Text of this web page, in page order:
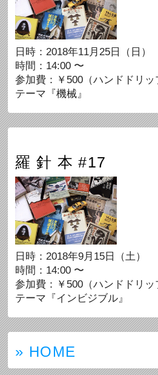
日時：2018年11月25日（日）
時間：14:00 〜
参加費：￥500（ハンドドリッ
テーマ『機械』
羅 針 本 #17
日時：2018年9月15日（土）
時間：14:00 〜
参加費：￥500（ハンドドリッ
テーマ『インビジブル』
» HOME